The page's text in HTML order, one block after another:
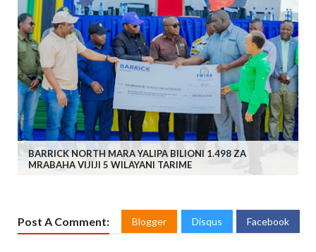
BARRICK NORTH MARA YALIPA BILIONI 1.498 ZA
MRABAHA VIJIJI 5 WILAYANI TARIME
Post A Comment: Blogger Disqus Facebook